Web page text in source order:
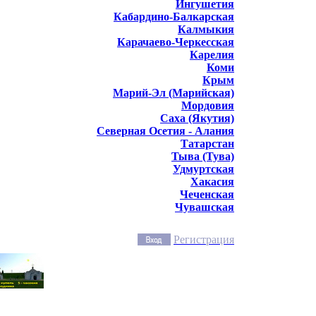
Ингушетия
Кабардино-Балкарская
Калмыкия
Карачаево-Черкесская
Карелия
Коми
Крым
Марий-Эл (Марийская)
Мордовия
Саха (Якутия)
Северная Осетия - Алания
Татарстан
Тыва (Тува)
Удмуртская
Хакасия
Чеченская
Чувашская
Регистрация